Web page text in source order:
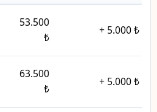
53.500
₺
+ 5.000 ₺
63.500
₺
+ 5.000 ₺